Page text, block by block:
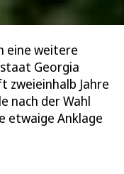
eine weitere
Georgia
Jahre
nach der Wahl
etwaige Anklage